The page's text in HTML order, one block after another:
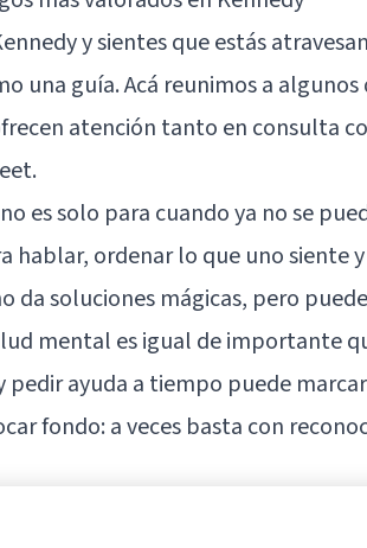
y sientes que estás
una guía. Acá reunimos a
atención tanto en consulta
es solo para cuando ya no se
hablar, ordenar lo que uno siente
da soluciones mágicas, pero
mental es igual de importante
pedir ayuda a tiempo puede
fondo: a veces basta con